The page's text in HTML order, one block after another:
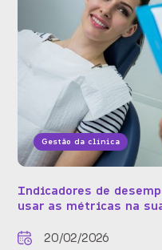
Gestão da clínica
Indicadores de
usar as métricas na
20/02/2026